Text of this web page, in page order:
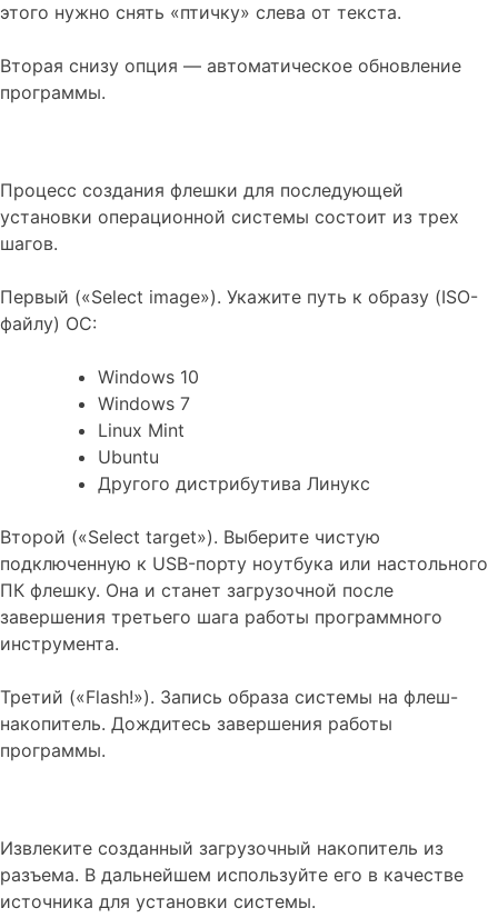
этого нужно снять «птичку» слева от текста.
Вторая снизу опция — автоматическое обновление
программы.
Процесс создания флешки для последующей
установки операционной системы состоит из трех
шагов.
Первый («Select image»). Укажите путь к образу (ISO-
файлу) ОС:
Windows 10
Windows 7
Linux Mint
Ubuntu
Другого дистрибутива Линукс
Второй («Select target»). Выберите чистую
подключенную к USB-порту ноутбука или настольного
ПК флешку. Она и станет загрузочной после
завершения третьего шага работы программного
инструмента.
Третий («Flash!»). Запись образа системы на флеш-
накопитель. Дождитесь завершения работы
программы.
Извлеките созданный загрузочный накопитель из
разъема. В дальнейшем используйте его в качестве
источника для установки системы.